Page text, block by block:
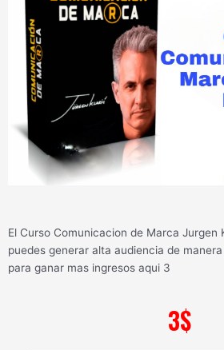
El Curso Comunicacion de Marca Jurgen
puedes generar alta audiencia de
para ganar mas ingresos aqui 3
3$